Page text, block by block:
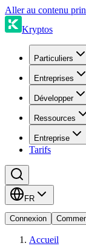
Aller au contenu
Kryptos
Particuliers
Entreprises
Développer
Ressources
Entreprise
Tarifs
FR
Connexion
Accueil